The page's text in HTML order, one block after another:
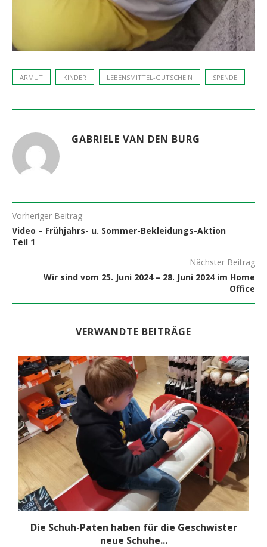
ARMUT KINDER LEBENSMITTEL-GUTSCHEIN SPENDE
GABRIELE VAN DEN BURG
Vorheriger Beitrag
Video – Frühjahrs- u. Sommer-Bekleidungs-Aktion
Teil 1
Nächster Beitrag
Wir sind vom 25. Juni 2024 – 28. Juni 2024 im Home
Office
VERWANDTE BEITRÄGE
Die Schuh-Paten haben für die Geschwister
neue Schuhe...